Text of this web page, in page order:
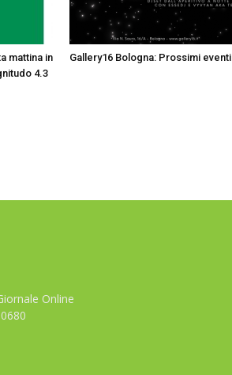
mattina in
4.3
Gallery16 Bologna: Prossimi eventi
Online